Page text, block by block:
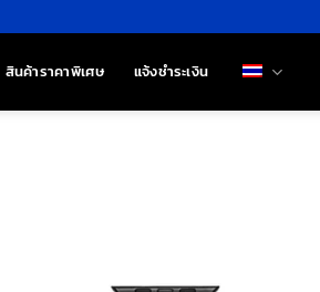
สินค้าราคาพิเศษ แจ้งชำระเงิน